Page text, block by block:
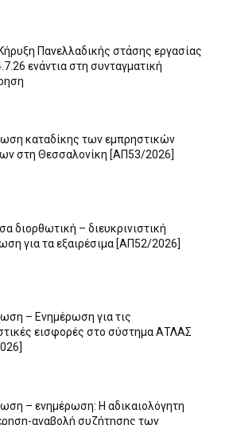
Πανελλαδικής στάσης εργασίας
ενάντια στη συνταγματική
καταδίκης των εμπρηστικών
στη Θεσσαλονίκη [ΑΠ53/2026]
διορθωτική – διευκρινιστική
για τα εξαιρέσιμα [ΑΠ52/2026]
– Ενημέρωση για τις
εισφορές στο σύστημα ΑΤΛΑΣ
– ενημέρωση: Η αδικαιολόγητη
αναβολή συζήτησης των